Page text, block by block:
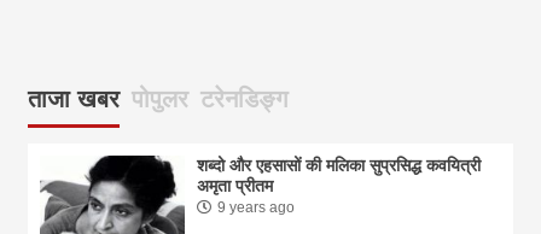
ताजा खबर पोपुलर टरेनडिङ्ग
शब्दो और एहसासों की मलिका सुप्रसिद्ध कवयित्री
अमृता प्रीतम
9 years ago